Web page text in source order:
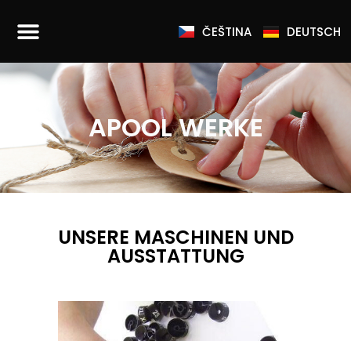
ČEŠTINA DEUTSCH
APOOL WERKE
UNSERE MASCHINEN UND
AUSSTATTUNG